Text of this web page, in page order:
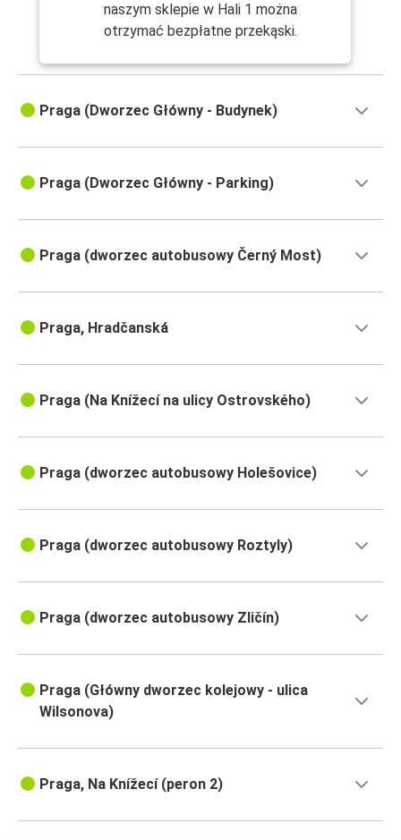
naszym sklepie w Hali 1 można
otrzymać bezpłatne przekąski.
Praga (Dworzec Główny - Budynek)
Praga (Dworzec Główny - Parking)
Praga (dworzec autobusowy Černý Most)
Praga, Hradčanská
Praga (Na Knížecí na ulicy Ostrovského)
Praga (dworzec autobusowy Holešovice)
Praga (dworzec autobusowy Roztyly)
Praga (dworzec autobusowy Zličín)
Praga (Główny dworzec kolejowy - ulica
Wilsonova)
Praga, Na Knížecí (peron 2)